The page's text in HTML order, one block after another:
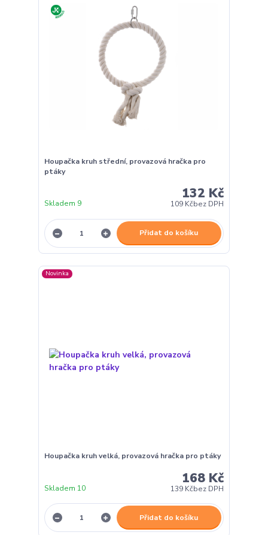
Houpačka kruh střední, provazová hračka pro
ptáky
132 Kč
109 Kčbez DPH
Skladem 9
Přidat do košíku
Novinka
Houpačka kruh velká, provazová hračka pro ptáky
168 Kč
139 Kčbez DPH
Skladem 10
Přidat do košíku